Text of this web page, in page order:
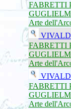
FABRETTI
Arte
FABRETTI
Arte
FABRETTI
Arte